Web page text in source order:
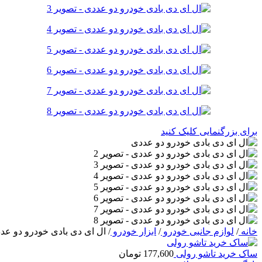
برای بزرگنمایی کلیک کنید
خانه/ لوازم جانبی خودرو/ ابزار خودرو/ ال ای دی بادی خودرو دو
ساک خرید تاشو رولی 177,600 تومان